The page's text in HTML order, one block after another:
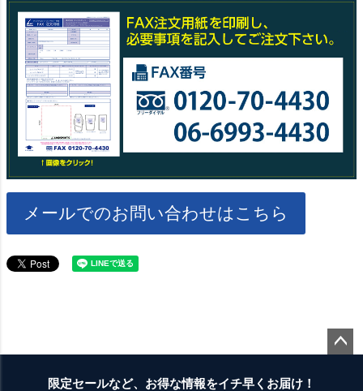
メールでのお問い合わせはこちら
限定セールなど、お得な情報をイチ早くお届け！